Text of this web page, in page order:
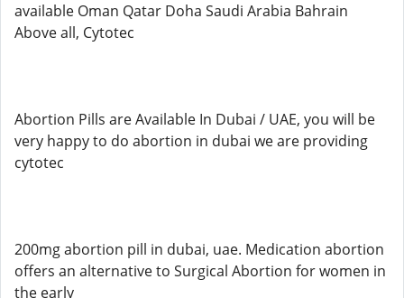
available Oman Qatar Doha Saudi Arabia Bahrain
Above all, Cytotec
Abortion Pills are Available In Dubai / UAE, you will be
very happy to do abortion in dubai we are providing
cytotec
200mg abortion pill in dubai, uae. Medication abortion
offers an alternative to Surgical Abortion for women in
the early